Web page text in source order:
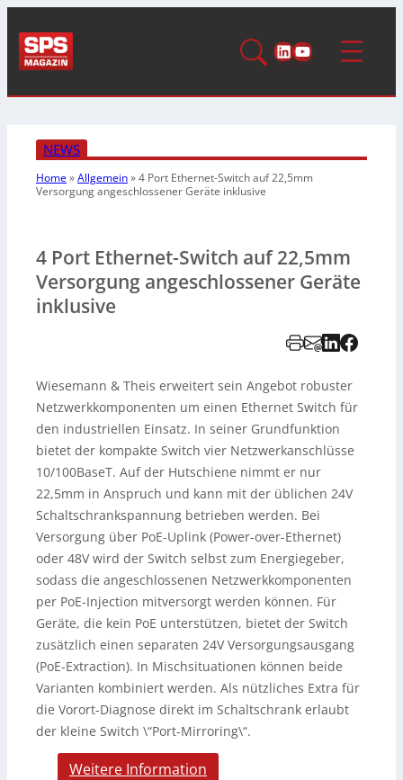
LinkedIn
YouTube
NEWS
Home»Allgemein»4 Port Ethernet-Switch auf 22,5mm
Versorgung angeschlossener Geräte inklusive
4 Port Ethernet-Switch auf 22,5mm
Versorgung angeschlossener Geräte
inklusive
Wiesemann & Theis erweitert sein Angebot robuster
Netzwerkkomponenten um einen Ethernet Switch für
den industriellen Einsatz. In seiner Grundfunktion
bietet der kompakte Switch vier Netzwerkanschlüsse
10/100BaseT. Auf der Hutschiene nimmt er nur
22,5mm in Anspruch und kann mit der üblichen 24V
Schaltschrankspannung betrieben werden. Bei
Versorgung über PoE-Uplink (Power-over-Ethernet)
oder 48V wird der Switch selbst zum Energiegeber,
sodass die angeschlossenen Netzwerkkomponenten
per PoE-Injection mitversorgt werden können. Für
Geräte, die kein PoE unterstützen, bietet der Switch
zusätzlich einen separaten 24V Versorgungsausgang
(PoE-Extraction). In Mischsituationen können beide
Varianten kombiniert werden. Als nützliches Extra für
die Vorort-Diagnose direkt im Schaltschrank erlaubt
der kleine Switch \“Port-Mirroring\“.
Weitere Information